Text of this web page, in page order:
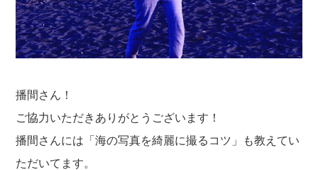
播間さん！
ご協力いただきありがとうございます！
播間さんには「海の写真を綺麗に撮るコツ」も教えてい
ただいてます。